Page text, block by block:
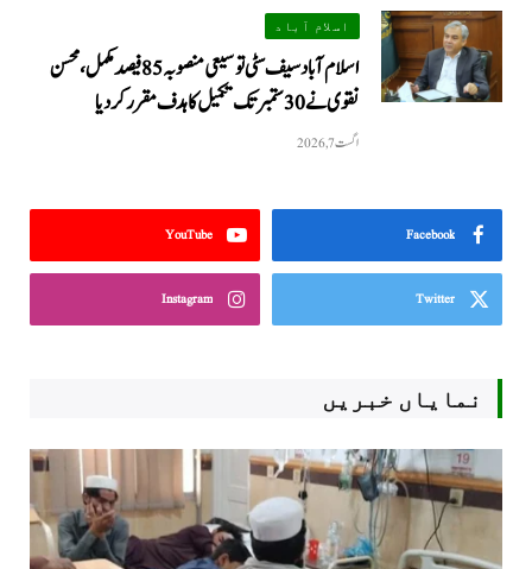
اسلام آباد
اسلام آباد سیف سٹی توسیعی منصوبہ 85 فیصد مکمل، محسن
نقوی نے 30 ستمبر تک تکمیل کا ہدف مقرر کر دیا
اگست 7, 2026
Facebook
YouTube
Twitter
Instagram
نمایاں خبریں